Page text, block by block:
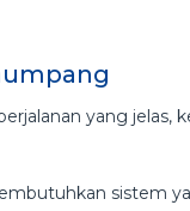
yang jelas,
sistem